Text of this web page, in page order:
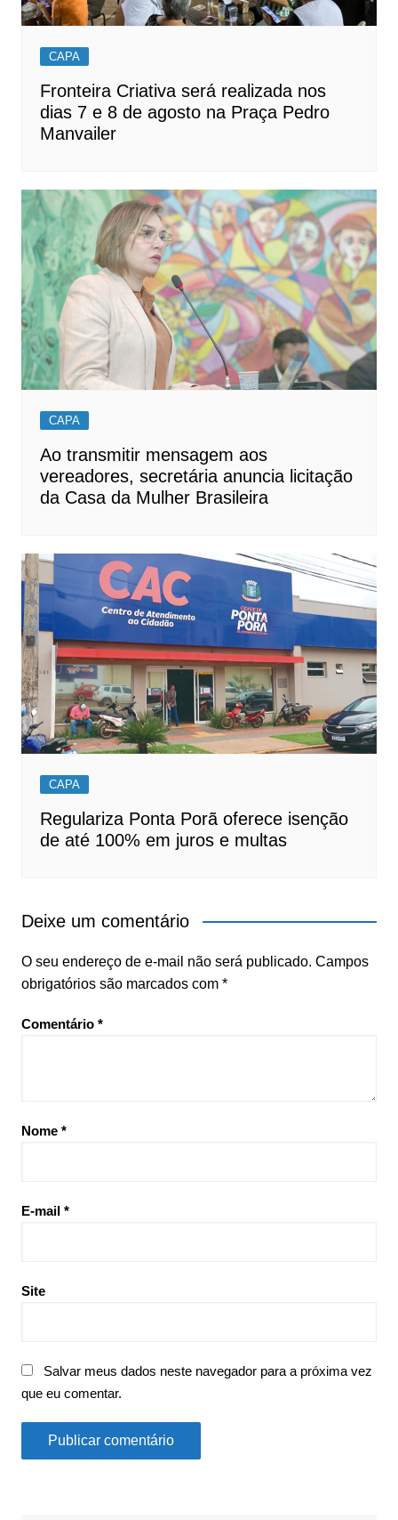
CAPA
Fronteira Criativa será realizada nos
dias 7 e 8 de agosto na Praça Pedro
Manvailer
CAPA
Ao transmitir mensagem aos
vereadores, secretária anuncia licitação
da Casa da Mulher Brasileira
CAPA
Regulariza Ponta Porã oferece isenção
de até 100% em juros e multas
Deixe um comentário
O seu endereço de e-mail não será publicado. Campos
obrigatórios são marcados com *
Comentário *
Nome *
E-mail *
Site
Salvar meus dados neste navegador para a próxima vez
que eu comentar.